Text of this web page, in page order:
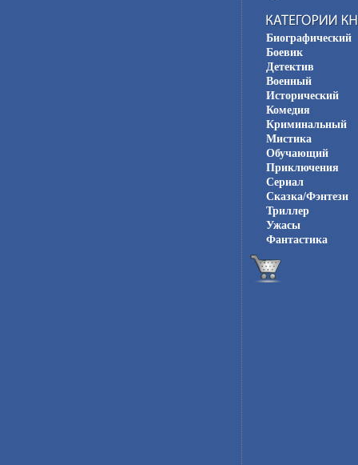
Биографический
Боевик
Детектив
Военный
Исторический
Комедия
Криминальный
Мистика
Обучающий
Приключения
Сериал
Сказка/Фэнтези
Триллер
Ужасы
Фантастика